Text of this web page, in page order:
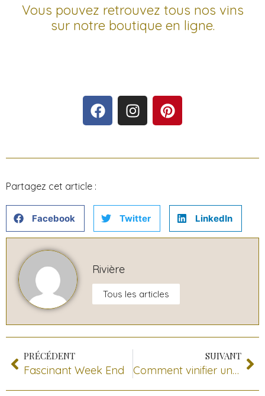
Vous pouvez retrouvez tous nos vins
sur notre boutique en ligne.
Partagez cet article :
Facebook Twitter LinkedIn
Rivière
Tous les articles
PRÉCÉDENT
Fascinant Week End
SUIVANT
Comment vinifier un vin rouge ?